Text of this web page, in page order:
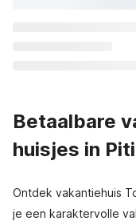
Betaalbare
huisjes in
Ontdek vakantiehuis
je een karaktervolle